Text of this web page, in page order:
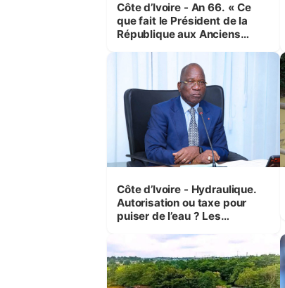
Côte d’Ivoire - An 66. « Ce
que fait le Président de la
République aux Anciens
(Cne Yassoungo Koné ®)
Côte d’Ivoire - Hydraulique.
Autorisation ou taxe pour
puiser de l’eau ? Les